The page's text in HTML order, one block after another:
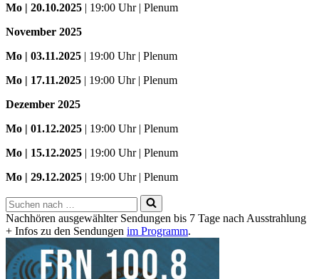
Mo | 20.10.2025 | 19:00 Uhr | Plenum
November 2025
Mo | 03.11.2025 | 19:00 Uhr | Plenum
Mo | 17.11.2025 | 19:00 Uhr | Plenum
Dezember 2025
Mo | 01.12.2025 | 19:00 Uhr | Plenum
Mo | 15.12.2025 | 19:00 Uhr | Plenum
Mo | 29.12.2025 | 19:00 Uhr | Plenum
Suchen
nach …
Nachhören ausgewählter Sendungen bis 7 Tage nach Ausstrahlung
+ Infos zu den Sendungen im Programm.